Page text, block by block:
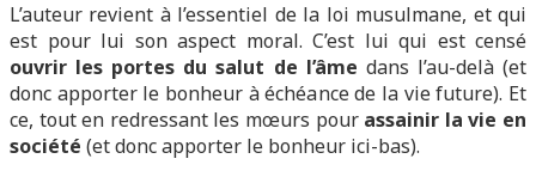
L’auteur revient à l’essentiel de la loi musulmane, et qui
est pour lui son aspect moral. C’est lui qui est censé
ouvrir les portes du salut de l’âme dans l’au-delà (et
donc apporter le bonheur à échéance de la vie future). Et
ce, tout en redressant les mœurs pour assainir la vie en
société (et donc apporter le bonheur ici-bas).